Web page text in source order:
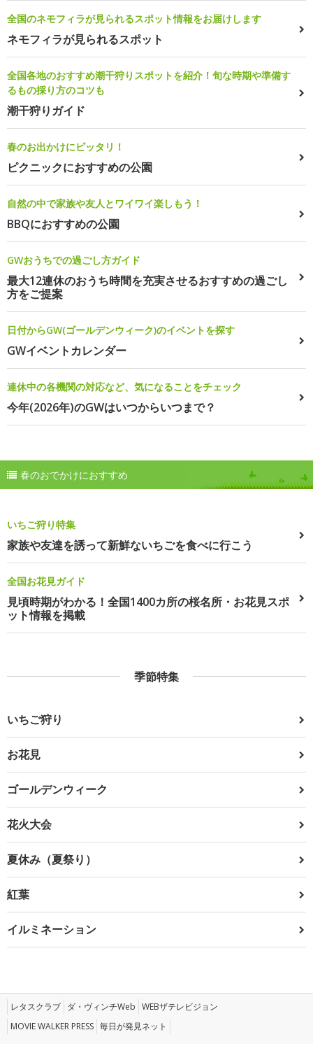
全国のネモフィラが見られるスポット情報をお届けします
ネモフィラが見られるスポット
全国各地のおすすめ潮干狩りスポットを紹介！旬な時期や準備す
るもの採り方のコツも
潮干狩りガイド
春のお出かけにピッタリ！
ピクニックにおすすめの公園
自然の中で家族や友人とワイワイ楽しもう！
BBQにおすすめの公園
GWおうちでの過ごし方ガイド
最大12連休のおうち時間を充実させるおすすめの過ごし
方をご提案
日付からGW(ゴールデンウィーク)のイベントを探す
GWイベントカレンダー
連休中の各機関の対応など、気になることをチェック
今年(2026年)のGWはいつからいつまで？
春のおでかけにおすすめ
いちご狩り特集
家族や友達を誘って新鮮ないちごを食べに行こう
全国お花見ガイド
見頃時期がわかる！全国1400カ所の桜名所・お花見スポ
ット情報を掲載
季節特集
いちご狩り
お花見
ゴールデンウィーク
花火大会
夏休み（夏祭り）
紅葉
イルミネーション
レタスクラブ ダ・ヴィンチWeb WEBザテレビジョン
MOVIE WALKER PRESS 毎日が発見ネット